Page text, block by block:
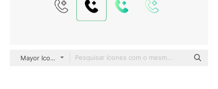
Mayor Icons Glyph